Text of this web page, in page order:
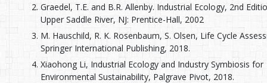
Graedel, T.E. and B.R. Allenby. Industrial Ecology, 2nd
Upper Saddle River, NJ: Prentice-Hall, 2002
M. Hauschild, R. K. Rosenbaum, S. Olsen, Life Cycle
Springer International Publishing, 2018.
Xiaohong Li, Industrial Ecology and Industry Symbiosis for
Environmental Sustainability, Palgrave Pivot, 2018.